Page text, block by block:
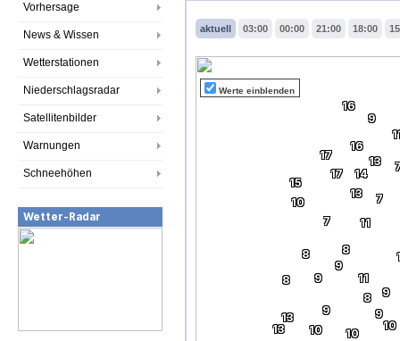
Vorhersage
News & Wissen
Wetterstationen
Niederschlagsradar
Satellitenbilder
Warnungen
Schneehöhen
Wetter-Radar
aktuell 03:00 00:00 21:00 18:00
Werte einblenden
8
9
11
13 7
14
8
13
13
10
13
7
17
10
9
17
8
8
16
10
9
9
15
11
16
10
9
9